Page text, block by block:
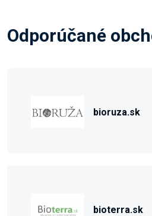
Odporúčané
bioruza.sk
bioterra.sk